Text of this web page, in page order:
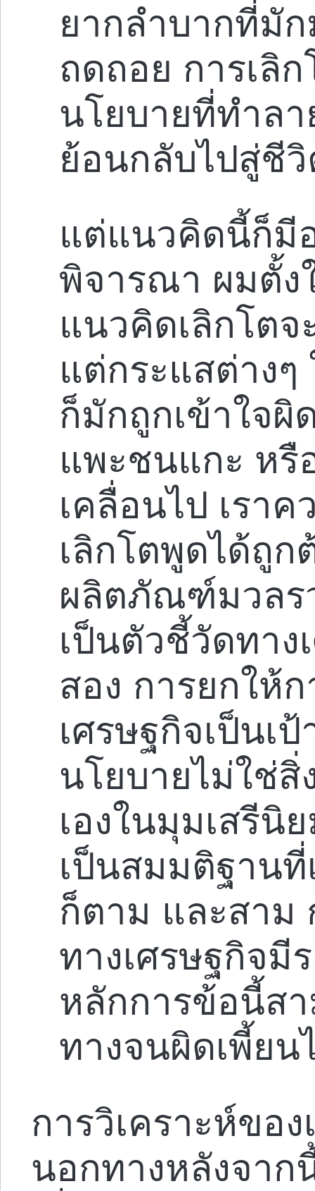
ยากลำบากที่มั
ถดถอย การเลิ
นโยบายที่ทำลา
ย้อนกลับไปสู่ชี
แต่แนวคิดนี้ก็มี
พิจารณา ผมตั้ง
แนวคิดเลิกโตจ
แต่กระแสต่างๆ
ก็มักถูกเข้าใจ
แพะชนแกะ หรื
เคลื่อนไป เรา
เลิกโตพูดได้ถูก
ผลิตภัณฑ์มวลร
เป็นตัวชี้วัดทา
สอง การยกให้
เศรษฐกิจเป็นเ
นโยบายไม่ใช่
เองในมุมเสรีนิ
เป็นสมมติฐาน
ก็ตาม และสาม
ทางเศรษฐกิจมี
หลักการข้อนี้ส
ทางจนผิดเพี้ยน
การวิเคราะห์ขอ
นอกทางหลังจาก